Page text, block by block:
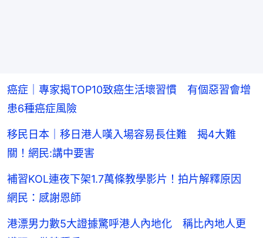
癌症｜專家揭TOP10致癌生活壞習慣 有個惡習會增
患6種癌症風險
移民日本｜移日港人嘆入場容易長住難 揭4大難
關！網民:講中要害
補習KOL連夜下架1.7萬條教學影片！拍片解釋原因
網民：感謝恩師
港漂男力數5大證據驚呼港人內地化 稱比內地人更